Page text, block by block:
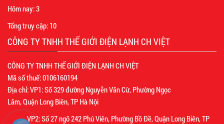
Hôm nay:3
Tổng truy cập: 10
CÔNG TY TNHH THẾ GIỚI ĐIỆN LẠNH CH VIỆT
CÔNG TY TNHH THẾ GIỚI ĐIỆN LẠNH CH VIỆT
Mã số thuế: 0106160194
Địa chỉ: VP1: Số 329 đường Nguyễn Văn Cừ, Phường Ngọc
Lâm, Quận Long Biên, TP Hà Nội
VP2: Số 27 ngõ 242 Phú Viên, Phường Bồ Đề, Quận Long Biên, TP